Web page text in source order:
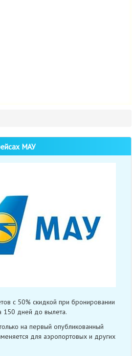
МАУ
с 50% скидкой при бронировании
150 дней до вылета.
на первый опубликованный
для аэропортовых и других